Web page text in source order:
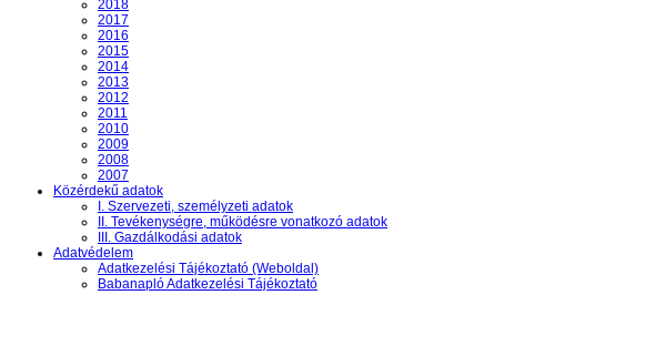
2018
2017
2016
2015
2014
2013
2012
2011
2010
2009
2008
2007
Közérdekű adatok
I. Szervezeti, személyzeti adatok
II. Tevékenységre, működésre vonatkozó adatok
III. Gazdálkodási adatok
Adatvédelem
Adatkezelési Tájékoztató (Weboldal)
Babanapló Adatkezelési Tájékoztató